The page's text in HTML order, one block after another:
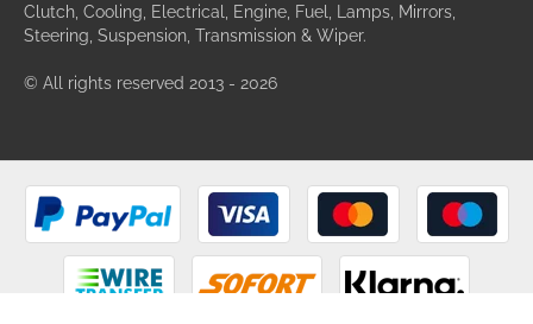
Clutch, Cooling, Electrical, Engine, Fuel, Lamps, Mirrors,
Steering, Suspension, Transmission & Wiper.
© All rights reserved 2013 - 2026